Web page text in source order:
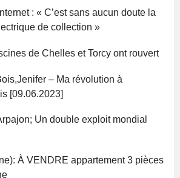
: « C’est sans aucun doute la
de collection »
de Chelles et Torcy ont rouvert
– Ma révolution à
[09.06.2023]
Un double exploit mondial
À VENDRE appartement 3 pièces